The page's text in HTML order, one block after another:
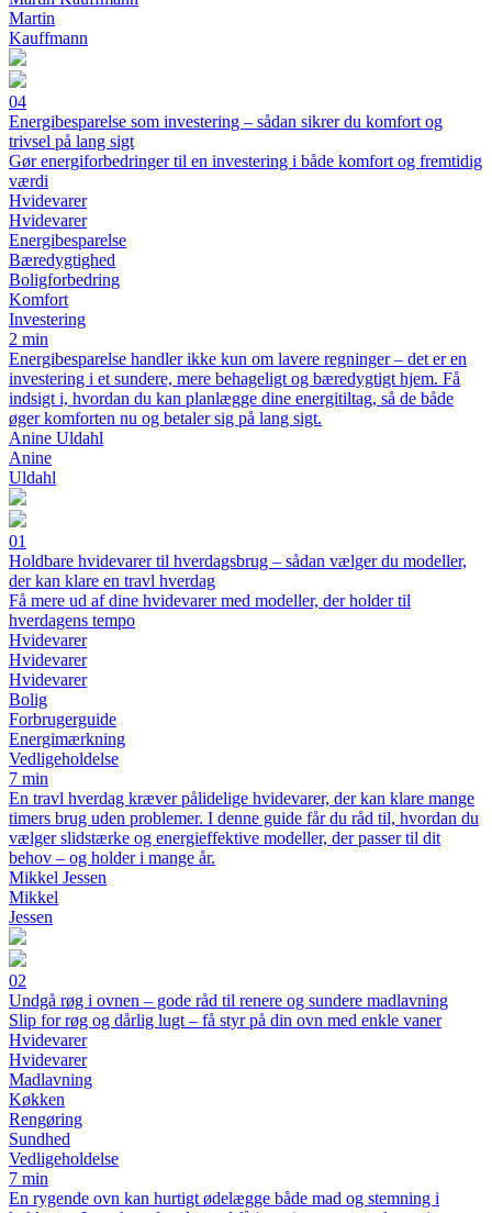
Martin
Kauffmann
04
Energibesparelse som investering – sådan sikrer du komfort og
trivsel på lang sigt
Gør energiforbedringer til en investering i både komfort og fremtidig
værdi
Hvidevarer
Hvidevarer
Energibesparelse
Bæredygtighed
Boligforbedring
Komfort
Investering
2 min
Energibesparelse handler ikke kun om lavere regninger – det er en
investering i et sundere, mere behageligt og bæredygtigt hjem. Få
indsigt i, hvordan du kan planlægge dine energitiltag, så de både
øger komforten nu og betaler sig på lang sigt.
Anine Uldahl
Anine
Uldahl
01
Holdbare hvidevarer til hverdagsbrug – sådan vælger du modeller,
der kan klare en travl hverdag
Få mere ud af dine hvidevarer med modeller, der holder til
hverdagens tempo
Hvidevarer
Hvidevarer
Hvidevarer
Bolig
Forbrugerguide
Energimærkning
Vedligeholdelse
7 min
En travl hverdag kræver pålidelige hvidevarer, der kan klare mange
timers brug uden problemer. I denne guide får du råd til, hvordan du
vælger slidstærke og energieffektive modeller, der passer til dit
behov – og holder i mange år.
Mikkel Jessen
Mikkel
Jessen
02
Undgå røg i ovnen – gode råd til renere og sundere madlavning
Slip for røg og dårlig lugt – få styr på din ovn med enkle vaner
Hvidevarer
Hvidevarer
Madlavning
Køkken
Rengøring
Sundhed
Vedligeholdelse
7 min
En rygende ovn kan hurtigt ødelægge både mad og stemning i